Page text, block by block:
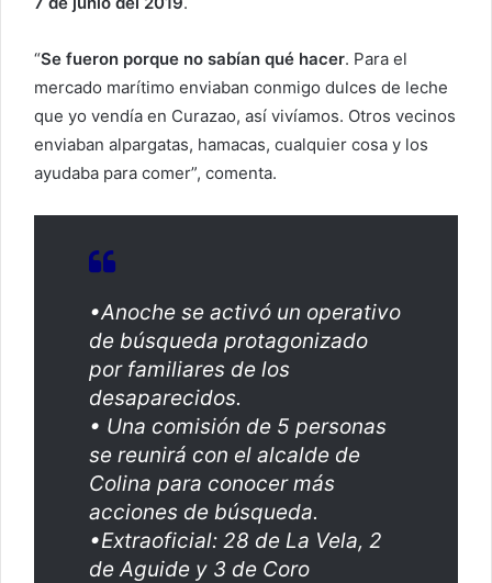
“Se fueron porque no sabían qué hacer. Para el
mercado marítimo enviaban conmigo dulces de leche
que yo vendía en Curazao, así vivíamos. Otros vecinos
enviaban alpargatas, hamacas, cualquier cosa y los
ayudaba para comer”, comenta.
•Anoche se activó un operativo
de búsqueda protagonizado
por familiares de los
desaparecidos.
• Una comisión de 5 personas
se reunirá con el alcalde de
Colina para conocer más
acciones de búsqueda.
•Extraoficial: 28 de La Vela, 2
de Aguide y 3 de Coro